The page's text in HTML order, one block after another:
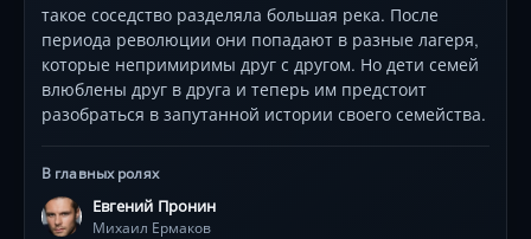
самоуверенный образ Ильи понемногу сходит, и он
становится мужественным и душевным челов.
такое соседство разделяла большая река. После
периода революции они попадают в разные лагеря,
которые непримиримы друг с другом. Но дети семей
влюблены друг в друга и теперь им предстоит
разобраться в запутанной истории своего семейства.
В главных ролях
Евгений Пронин
Михаил Ермаков